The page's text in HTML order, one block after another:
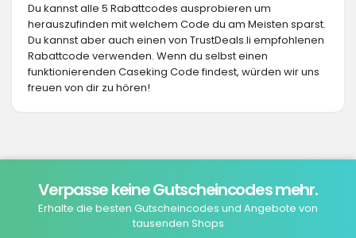
Du kannst alle 5 Rabattcodes ausprobieren um
herauszufinden mit welchem Code du am Meisten sparst.
Du kannst aber auch einen von TrustDeals.li empfohlenen
Rabattcode verwenden. Wenn du selbst einen
funktionierenden Caseking Code findest, würden wir uns
freuen von dir zu hören!
Verpasse keine Gutscheincodes mehr.
Erhalte die besten Gutscheincodes und Angebote von
tausenden Shops